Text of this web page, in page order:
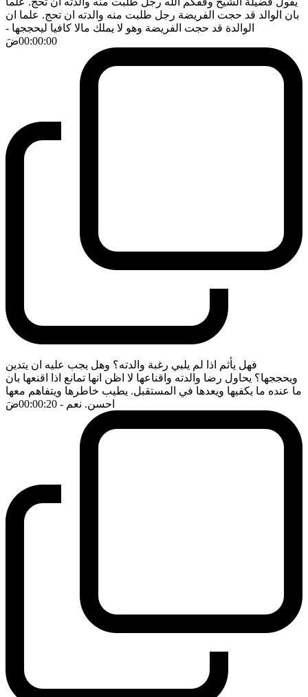
بان الوالد قد حجت الفريضة رجل طلبت منه والدته ان تحج. علما ان
الوالدة قد حجت الفريضة وهو لا يملك مالا كافيا ليحججها -
00:00:00ضَ
فهل يأثم اذا لم يلبي رغبة والدته؟ وهل يجب عليه ان يتدين
ويحججها؟ يحاول رضا والدته واقناعها لا اظن انها تمانع اذا اقنعها بان
ما عنده ما يكفيها ويعدها في المستقبل. يطيب خاطرها ويتفاهم معها
احسن. نعم - 00:00:20 ضَ